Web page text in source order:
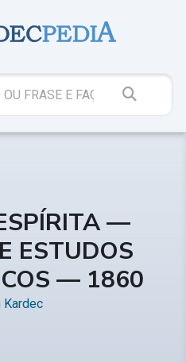
—
ESTUDOS
— 1860
Kardec